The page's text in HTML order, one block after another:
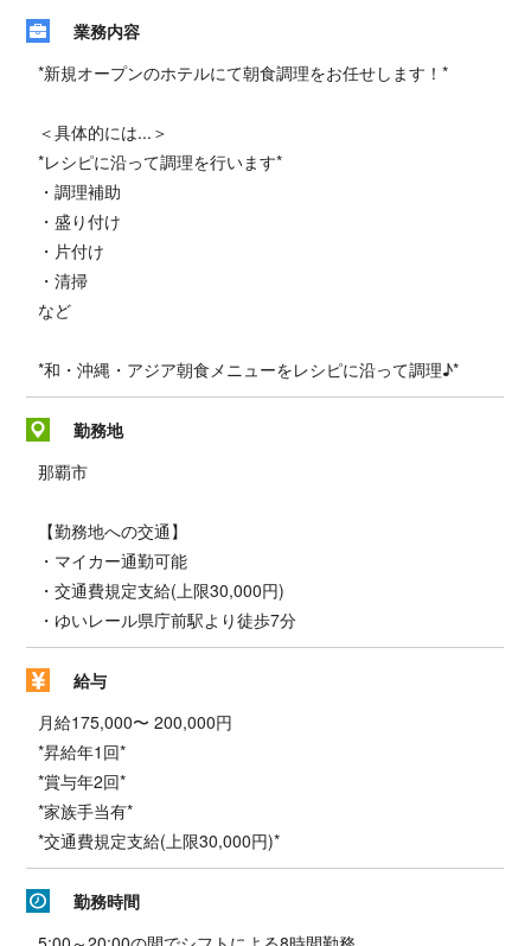
業務内容
*新規オープンのホテルにて朝食調理をお任せします！*
＜具体的には...＞
*レシピに沿って調理を行います*
・調理補助
・盛り付け
・片付け
・清掃
など
*和・沖縄・アジア朝食メニューをレシピに沿って調理♪*
勤務地
那覇市
【勤務地への交通】
・マイカー通勤可能
・交通費規定支給(上限30,000円)
・ゆいレール県庁前駅より徒歩7分
給与
月給175,000〜 200,000円
*昇給年1回*
*賞与年2回*
*家族手当有*
*交通費規定支給(上限30,000円)*
勤務時間